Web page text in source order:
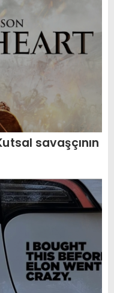
savaşçının